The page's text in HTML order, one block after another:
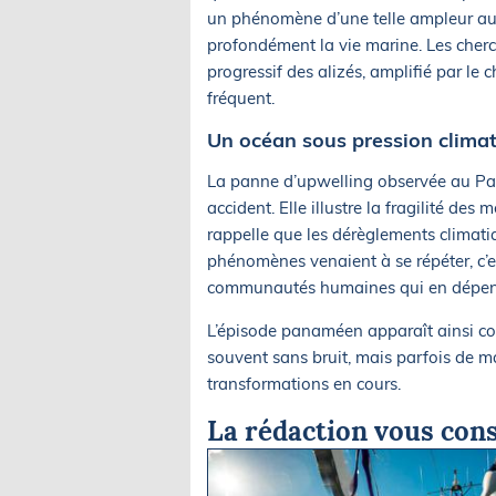
un phénomène d’une telle ampleur
profondément la vie marine. Les
progressif des alizés, amplifié par le
fréquent.
Un océan sous pression
La panne d’upwelling observée au
accident. Elle illustre la fragilité des
rappelle que les dérèglements
phénomènes venaient à se répéter,
communautés humaines qui en
L’épisode panaméen apparaît ainsi
souvent sans bruit, mais parfois de
transformations en cours.
La rédaction vous